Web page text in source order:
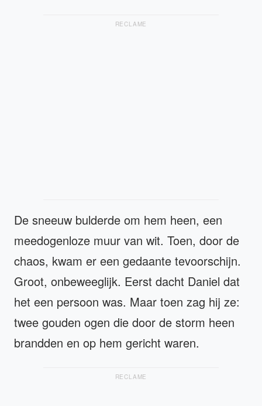
RECLAME
De sneeuw bulderde om hem heen, een
meedogenloze muur van wit. Toen, door de
chaos, kwam er een gedaante tevoorschijn.
Groot, onbeweeglijk. Eerst dacht Daniel dat
het een persoon was. Maar toen zag hij ze:
twee gouden ogen die door de storm heen
brandden en op hem gericht waren.
RECLAME